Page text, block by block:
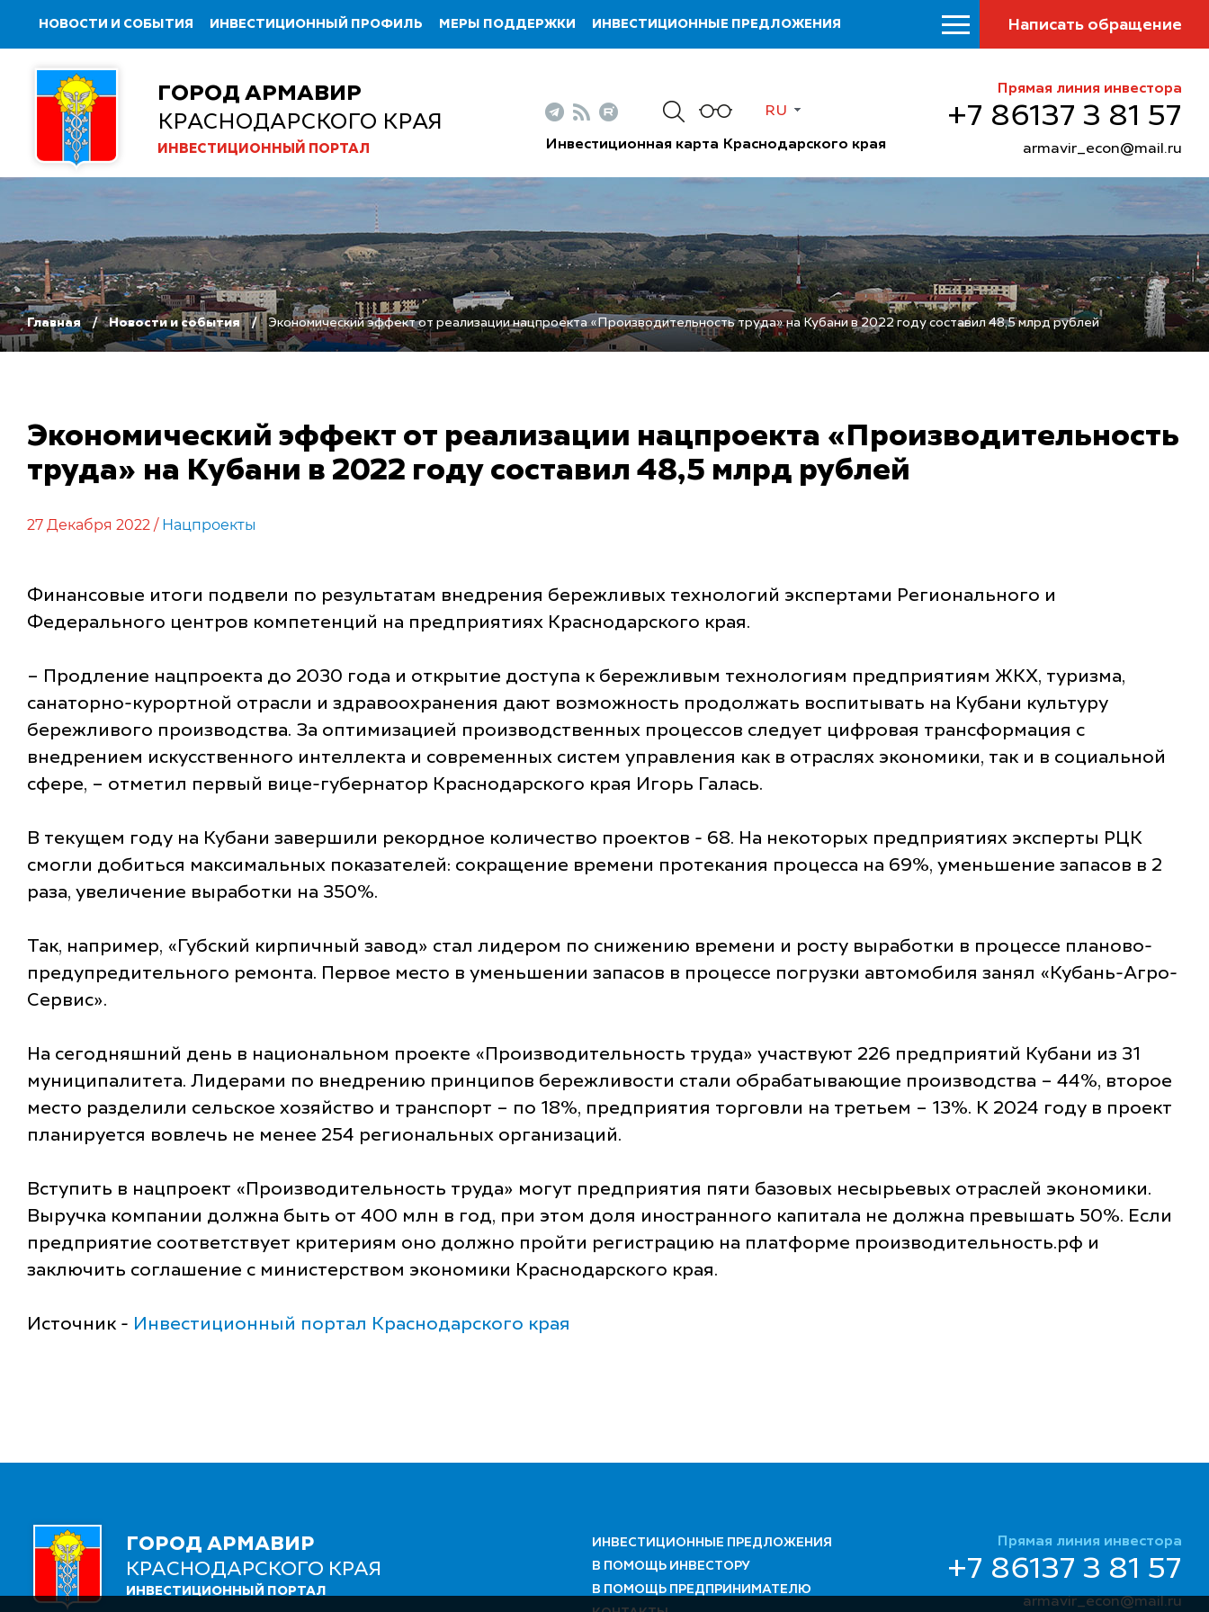
НОВОСТИ И СОБЫТИЯ ИНВЕСТИЦИОННЫЙ ПРОФИЛЬ МЕРЫ ПОДДЕРЖКИ ИНВЕСТИЦИОННЫЕ ПРЕДЛОЖЕНИЯ Написать обращение
ГОРОД АРМАВИР
КРАСНОДАРСКОГО КРАЯ
ИНВЕСТИЦИОННЫЙ ПОРТАЛ
RU
Инвестиционная карта Краснодарского края
Прямая линия инвестора
+7 86137 3 81 57
armavir_econ@mail.ru
Главная Новости и события Экономический эффект от реализации нацпроекта «Производительность труда» на Кубани в 2022 году составил 48,5 млрд рублей
Экономический эффект от реализации нацпроекта «Производительность
труда» на Кубани в 2022 году составил 48,5 млрд рублей
27 Декабря 2022 / Нацпроекты
Финансовые итоги подвели по результатам внедрения бережливых технологий экспертами Регионального и
Федерального центров компетенций на предприятиях Краснодарского края.
– Продление нацпроекта до 2030 года и открытие доступа к бережливым технологиям предприятиям ЖКХ, туризма,
санаторно-курортной отрасли и здравоохранения дают возможность продолжать воспитывать на Кубани культуру
бережливого производства. За оптимизацией производственных процессов следует цифровая трансформация с
внедрением искусственного интеллекта и современных систем управления как в отраслях экономики, так и в социальной
сфере, – отметил первый вице-губернатор Краснодарского края Игорь Галась.
В текущем году на Кубани завершили рекордное количество проектов - 68. На некоторых предприятиях эксперты РЦК
смогли добиться максимальных показателей: сокращение времени протекания процесса на 69%, уменьшение запасов в 2
раза, увеличение выработки на 350%.
Так, например, «Губский кирпичный завод» стал лидером по снижению времени и росту выработки в процессе планово-
предупредительного ремонта. Первое место в уменьшении запасов в процессе погрузки автомобиля занял «Кубань-Агро-
Сервис».
На сегодняшний день в национальном проекте «Производительность труда» участвуют 226 предприятий Кубани из 31
муниципалитета. Лидерами по внедрению принципов бережливости стали обрабатывающие производства – 44%, второе
место разделили сельское хозяйство и транспорт – по 18%, предприятия торговли на третьем – 13%. К 2024 году в проект
планируется вовлечь не менее 254 региональных организаций.
Вступить в нацпроект «Производительность труда» могут предприятия пяти базовых несырьевых отраслей экономики.
Выручка компании должна быть от 400 млн в год, при этом доля иностранного капитала не должна превышать 50%. Если
предприятие соответствует критериям оно должно пройти регистрацию на платформе производительность.рф и
заключить соглашение с министерством экономики Краснодарского края.
Источник - Инвестиционный портал Краснодарского края
ГОРОД АРМАВИР
КРАСНОДАРСКОГО КРАЯ
ИНВЕСТИЦИОННЫЙ ПОРТАЛ
ИНВЕСТИЦИОННЫЕ ПРЕДЛОЖЕНИЯ
В ПОМОЩЬ ИНВЕСТОРУ
В ПОМОЩЬ ПРЕДПРИНИМАТЕЛЮ
Прямая линия инвестора
+7 86137 3 81 57
armavir_econ@mail.ru